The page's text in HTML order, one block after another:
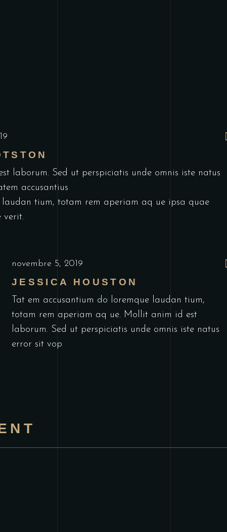
laborum. Sed ut perspiciatis unde omnis iste natus
accusantius
laudan tium, totam rem aperiam aq ue ipsa quae
verit.
novembre 5, 2019
JESSICA HOUSTON
Tat em accusantium do loremque laudan tium,
totam rem aperiam aq ue. Mollit anim id est
laborum. Sed ut perspiciatis unde omnis iste natus
error sit vop